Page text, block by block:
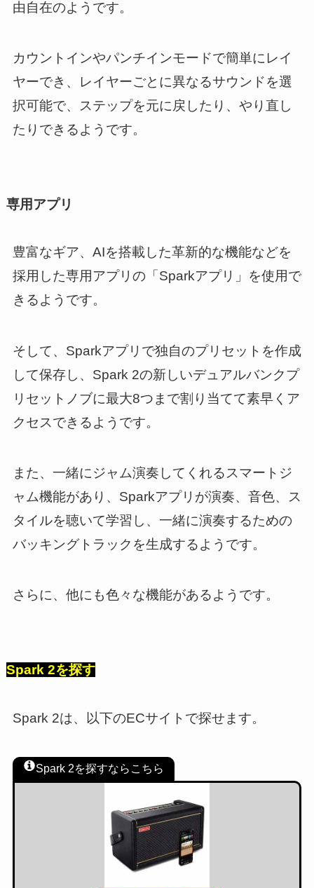
由自在のようです。
カウントインやパンチインモードで簡単にレイ
ヤーでき、レイヤーごとに異なるサウンドを選
択可能で、ステップを元に戻したり、やり直し
たりできるようです。
専用アプリ
豊富なギア、AIを搭載した革新的な機能などを
採用した専用アプリの「Sparkアプリ」を使用で
きるようです。
そして、Sparkアプリで独自のプリセットを作成
して保存し、Spark 2の新しいデュアルバンクプ
リセットノブに最大8つまで割り当てて素早くア
クセスできるようです。
また、一緒にジャム演奏してくれるスマートジ
ャム機能があり、Sparkアプリが演奏、音色、ス
タイルを聴いて学習し、一緒に演奏するための
バッキングトラックを生成するようです。
さらに、他にも色々な機能があるようです。
Spark 2を探す
Spark 2は、以下のECサイトで探せます。
Spark 2を探すならこちら